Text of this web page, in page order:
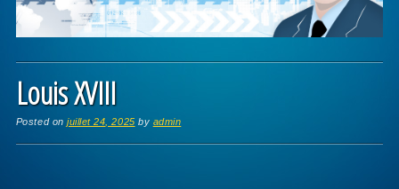
Louis XVIII
Posted onjuillet 24, 2025 by admin